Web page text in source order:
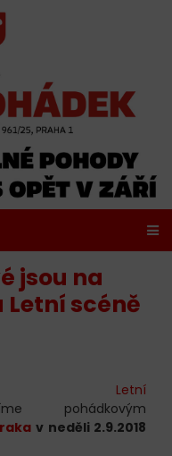
jsou na
Letní scéně
Letní
pohádkovým
v neděli 2.9.2018